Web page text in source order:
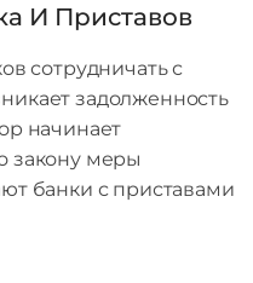
И Приставов
сотрудничать с
задолженность
начинает
закону меры
банки с приставами